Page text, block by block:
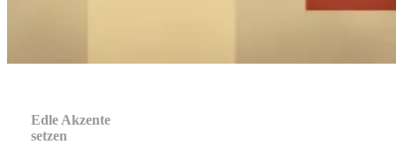
Edle Akzente
setzen